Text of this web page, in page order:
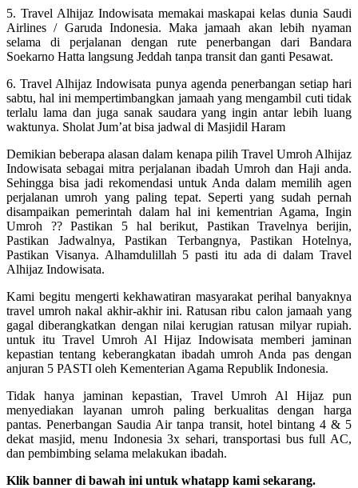
5. Travel Alhijaz Indowisata memakai maskapai kelas dunia Saudi
Airlines / Garuda Indonesia. Maka jamaah akan lebih nyaman
selama di perjalanan dengan rute penerbangan dari Bandara
Soekarno Hatta langsung Jeddah tanpa transit dan ganti Pesawat.
6. Travel Alhijaz Indowisata punya agenda penerbangan setiap hari
sabtu, hal ini mempertimbangkan jamaah yang mengambil cuti tidak
terlalu lama dan juga sanak saudara yang ingin antar lebih luang
waktunya. Sholat Jum’at bisa jadwal di Masjidil Haram
Demikian beberapa alasan dalam kenapa pilih Travel Umroh Alhijaz
Indowisata sebagai mitra perjalanan ibadah Umroh dan Haji anda.
Sehingga bisa jadi rekomendasi untuk Anda dalam memilih agen
perjalanan umroh yang paling tepat. Seperti yang sudah pernah
disampaikan pemerintah dalam hal ini kementrian Agama, Ingin
Umroh ?? Pastikan 5 hal berikut, Pastikan Travelnya berijin,
Pastikan Jadwalnya, Pastikan Terbangnya, Pastikan Hotelnya,
Pastikan Visanya. Alhamdulillah 5 pasti itu ada di dalam Travel
Alhijaz Indowisata.
Kami begitu mengerti kekhawatiran masyarakat perihal banyaknya
travel umroh nakal akhir-akhir ini. Ratusan ribu calon jamaah yang
gagal diberangkatkan dengan nilai kerugian ratusan milyar rupiah.
untuk itu Travel Umroh Al Hijaz Indowisata memberi jaminan
kepastian tentang keberangkatan ibadah umroh Anda pas dengan
anjuran 5 PASTI oleh Kementerian Agama Republik Indonesia.
Tidak hanya jaminan kepastian, Travel Umroh Al Hijaz pun
menyediakan layanan umroh paling berkualitas dengan harga
pantas. Penerbangan Saudia Air tanpa transit, hotel bintang 4 & 5
dekat masjid, menu Indonesia 3x sehari, transportasi bus full AC,
dan pembimbing selama melakukan ibadah.
Klik banner di bawah ini untuk whatapp kami sekarang.